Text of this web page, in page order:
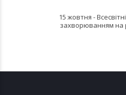
15 жовтня -
захворюванням на